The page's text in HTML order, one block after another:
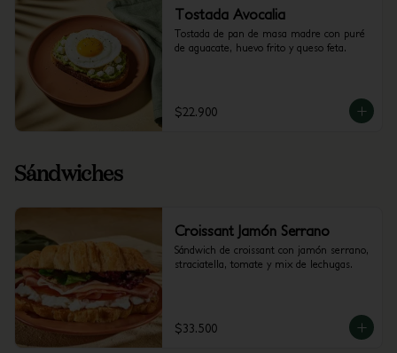
Tostada Avocalia
Tostada de pan de masa madre con puré
de aguacate, huevo frito y queso feta.
$22.900
Sándwiches
Croissant Jamón Serrano
Sándwich de croissant con jamón serrano,
straciatella, tomate y mix de lechugas.
$33.500